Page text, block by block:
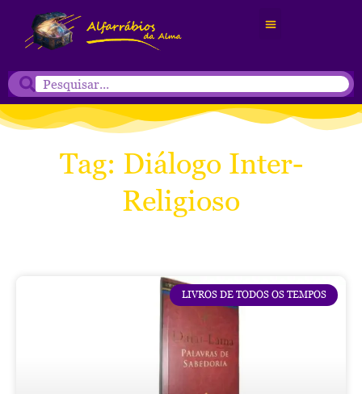
Tag: Diálogo Inter-
Religioso
LIVROS DE TODOS OS TEMPOS